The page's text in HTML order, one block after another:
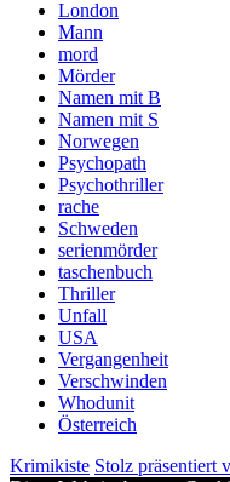
London
Mann
mord
Mörder
Namen mit B
Namen mit S
Norwegen
Psychopath
Psychothriller
rache
Schweden
serienmörder
taschenbuch
Thriller
Unfall
USA
Vergangenheit
Verschwinden
Whodunit
Österreich
Krimikiste Stolz präsentiert